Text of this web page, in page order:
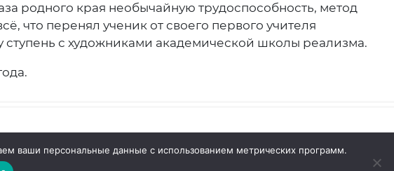
родного края необычайную трудоспособность, метод
что перенял ученик от своего первого учителя
ступень с художниками академической школы реализма.
Сайт разработан:Тауруна
ваши персональные данные с использованием метрических программ.